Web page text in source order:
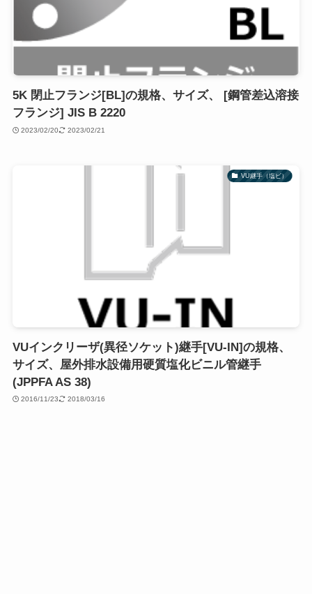
5K 閉止フランジ[BL]の規格、サイズ、 [鋼管差込溶接
フランジ] JIS B 2220
2023/02/20 2023/02/21
VU継手（塩ビ）
VUインクリーザ(異径ソケット)継手[VU-IN]の規格、
サイズ、屋外排水設備用硬質塩化ビニル管継手
(JPPFA AS 38)
2016/11/23 2018/03/16